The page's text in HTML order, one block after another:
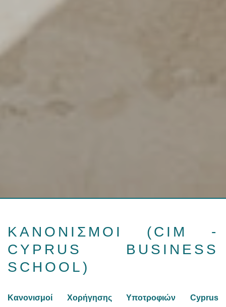
ΚΑΝΟΝΙΣΜΟΙ (CIM -
CYPRUS BUSINESS
SCHOOL)
Κανονισμοί Χορήγησης Υποτροφιών Cyprus